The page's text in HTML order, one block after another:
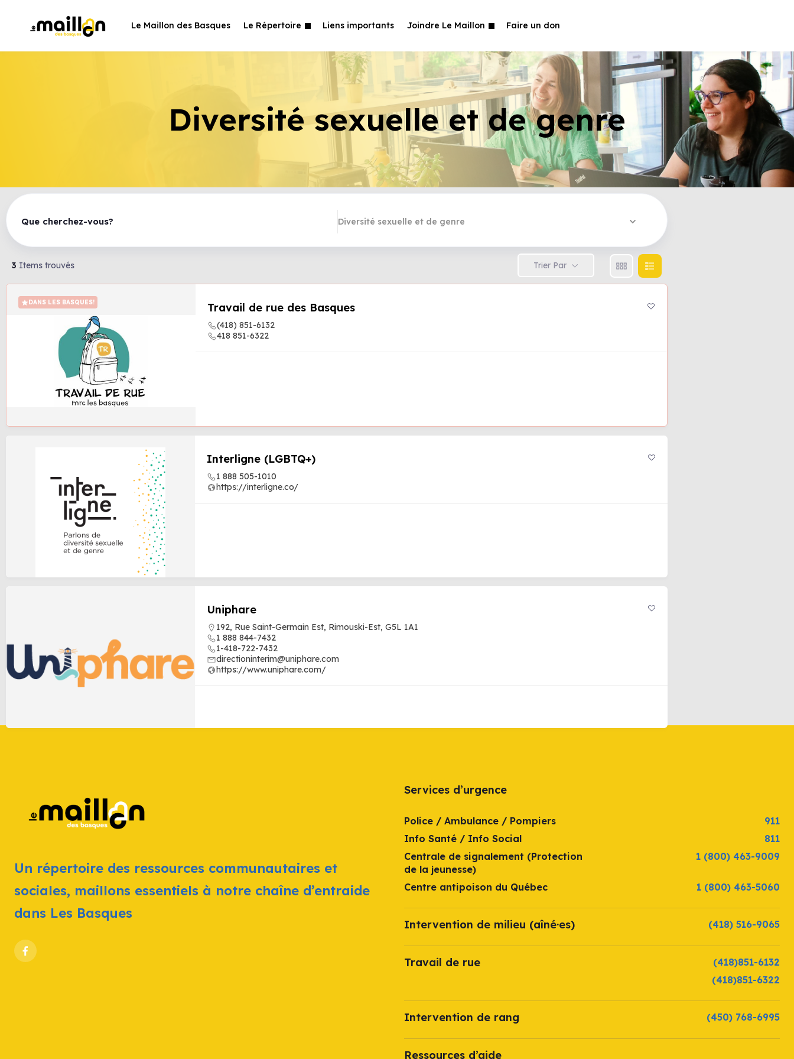
Le Maillon des Basques Le Répertoire Liens importants Joindre Le Maillon Faire un don
Diversité sexuelle et de genre
Que cherchez-vous? Diversité sexuelle et de genre
3 Items trouvés Trier Par
DANS LES BASQUES! Travail de rue des Basques
(418) 851-6132
418 851-6322
Interligne (LGBTQ+)
1 888 505-1010
https://interligne.co/
Uniphare
192, Rue Saint-Germain Est, Rimouski-Est, G5L 1A1
1 888 844-7432
1-418-722-7432
directioninterim@uniphare.com
https://www.uniphare.com/
Un répertoire des ressources communautaires et
sociales, maillons essentiels à notre chaîne d’entraide
dans Les Basques
Services d’urgence
Police / Ambulance / Pompiers
911
Info Santé / Info Social
811
Centrale de signalement (Protection
de la jeunesse)
1 (800) 463-9009
Centre antipoison du Québec 1 (800) 463-5060
Intervention de milieu (aîné·es) (418) 516-9065
Travail de rue
(418)851-6132
(418)851-6322
Intervention de rang (450) 768-6995
Ressources d’aide